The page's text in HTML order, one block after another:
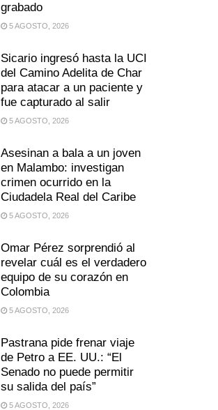
grabado
5 AGOSTO, 2026
Sicario ingresó hasta la UCI
del Camino Adelita de Char
para atacar a un paciente y
fue capturado al salir
5 AGOSTO, 2026
Asesinan a bala a un joven
en Malambo: investigan
crimen ocurrido en la
Ciudadela Real del Caribe
5 AGOSTO, 2026
Omar Pérez sorprendió al
revelar cuál es el verdadero
equipo de su corazón en
Colombia
5 AGOSTO, 2026
Pastrana pide frenar viaje
de Petro a EE. UU.: “El
Senado no puede permitir
su salida del país”
5 AGOSTO, 2026